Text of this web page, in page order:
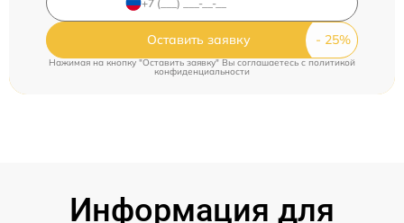
Оставить заявку
Нажимая на кнопку "Оставить заявку" Вы соглашаетесь cполитикой
конфиденциальности
Информация для